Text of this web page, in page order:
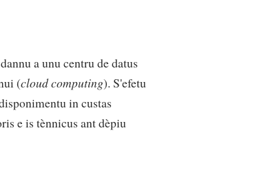
a unu centru de datus
(cloud computing). S'efetu
in custas
e is tènnicus ant dèpiu